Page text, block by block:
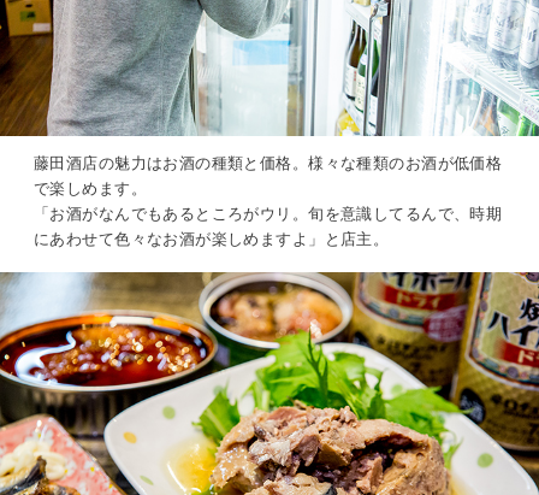
藤田酒店の魅力はお酒の種類と価格。様々な種類のお酒が低価格
で楽しめます。
「お酒がなんでもあるところがウリ。旬を意識してるんで、時期
にあわせて色々なお酒が楽しめますよ」と店主。